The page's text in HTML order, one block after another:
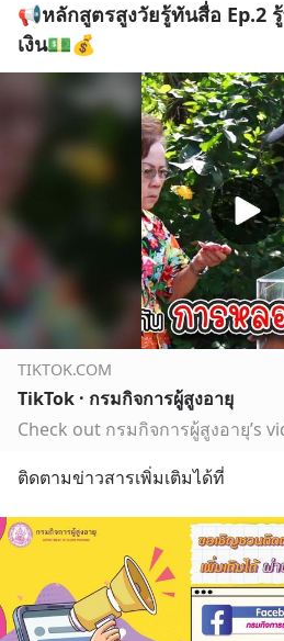
📢หลักสูตรสูงวัยรู้ทันสื่อ Ep.2
เงิน💵💰
TIKTOK.COM
TikTok · กรมกิจการผู้สูงอายุ
Check out กรมกิจการผู้สูงอายุ’s
ติดตามข่าวสารเพิ่มเติมได้ที่